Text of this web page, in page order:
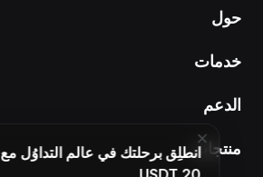
حول
خدمات
الدعم
منتجاتانطلِق برحلتك في عالم التداوُل مع